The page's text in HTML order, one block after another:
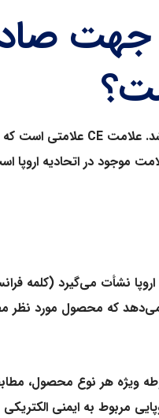
علامت CE علامتی است که
موجود در اتحادیه
اروپا نشأت می‌گیرد (کلمه
که محصول مورد نظر
ویژه هر نوع محصول،
مربوط به ایمنی